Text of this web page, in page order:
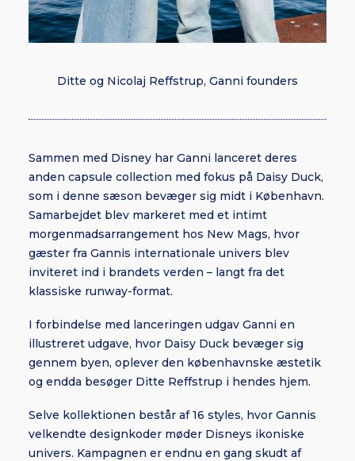
Ditte og Nicolaj Reffstrup, Ganni founders
Sammen med Disney har Ganni lanceret deres
anden capsule collection med fokus på Daisy Duck,
som i denne sæson bevæger sig midt i København.
Samarbejdet blev markeret med et intimt
morgenmadsarrangement hos New Mags, hvor
gæster fra Gannis internationale univers blev
inviteret ind i brandets verden – langt fra det
klassiske runway-format.
I forbindelse med lanceringen udgav Ganni en
illustreret udgave, hvor Daisy Duck bevæger sig
gennem byen, oplever den københavnske æstetik
og endda besøger Ditte Reffstrup i hendes hjem.
Selve kollektionen består af 16 styles, hvor Gannis
velkendte designkoder møder Disneys ikoniske
univers. Kampagnen er endnu en gang skudt af